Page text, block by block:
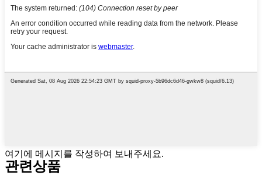
여기에 메시지를 작성하여 보내주세요.
관련상품